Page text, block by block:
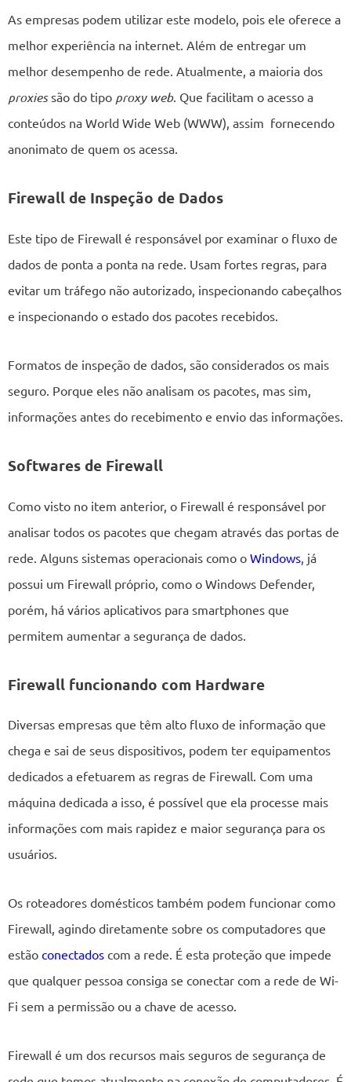
As empresas podem utilizar este modelo, pois ele oferece a
melhor experiência na internet. Além de entregar um
melhor desempenho de rede. Atualmente, a maioria dos
proxiessão do tipo proxy web. Que facilitam o acesso a
conteúdos na World Wide Web (WWW), assim fornecendo
anonimato de quem os acessa.
Firewall de Inspeção de Dados
Este tipo de Firewall é responsável por examinar o fluxo de
dados de ponta a ponta na rede. Usam fortes regras, para
evitar um tráfego não autorizado, inspecionando cabeçalhos
e inspecionando o estado dos pacotes recebidos.
Formatos de inspeção de dados, são considerados os mais
seguro. Porque eles não analisam os pacotes, mas sim,
informações antes do recebimento e envio das informações.
Softwares de Firewall
Como visto no item anterior, o Firewall é responsável por
analisar todos os pacotes que chegam através das portas de
rede. Alguns sistemas operacionais como o Windows , já
possui um Firewall próprio, como o Windows Defender,
porém, há vários aplicativos para smartphones que
permitem aumentar a segurança de dados.
Firewall funcionando com Hardware
Diversas empresas que têm alto fluxo de informação que
chega e sai de seus dispositivos, podem ter equipamentos
dedicados a efetuarem as regras de Firewall. Com uma
máquina dedicada a isso, é possível que ela processe mais
informações com mais rapidez e maior segurança para os
usuários.
Os roteadores domésticos também podem funcionar como
Firewall, agindo diretamente sobre os computadores que
estão conectados com a rede. É esta proteção que impede
que qualquer pessoa consiga se conectar com a rede de Wi-
Fi sem a permissão ou a chave de acesso.
Firewall é um dos recursos mais seguros de segurança de